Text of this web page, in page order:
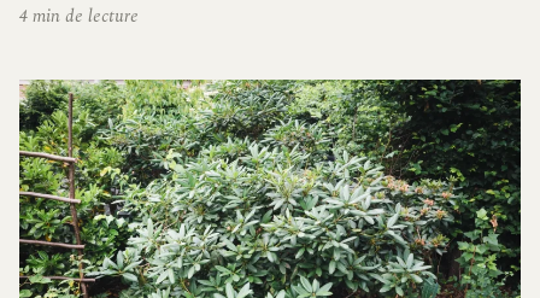
4 min de lecture